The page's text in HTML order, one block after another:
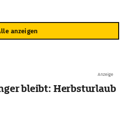
anzeigen
Anzeige
bleibt: Herbsturlaub